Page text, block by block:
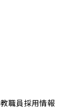
教職員採用情報